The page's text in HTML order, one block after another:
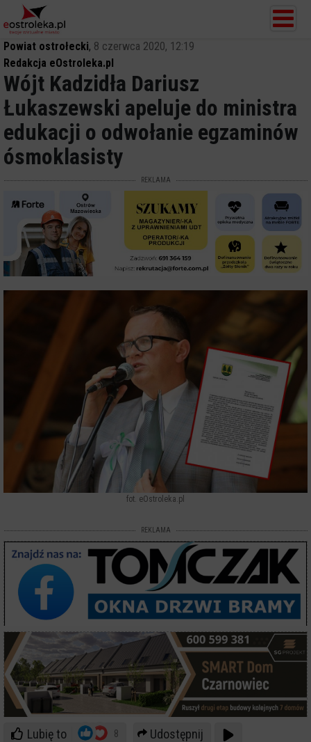
Powiat ostrołecki, 8 czerwca 2020, 12:19
Redakcja eOstroleka.pl
Wójt Kadzidła Dariusz
Łukaszewski apeluje do ministra
edukacji o odwołanie egzaminów
ósmoklasisty
REKLAMA
fot. eOstroleka.pl
REKLAMA
Lubię to 8
Udostępnij